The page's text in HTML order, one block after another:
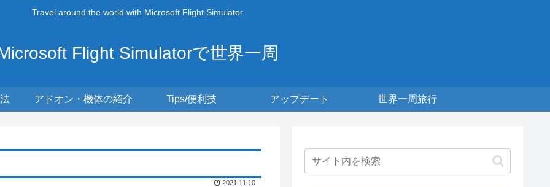
Travel around the world with Microsoft Flight Simulator
Flight Simulatorで世界一周
アドオン・機体の紹介 Tips/便利技 アップデート 世界一周旅行
2021.11.10